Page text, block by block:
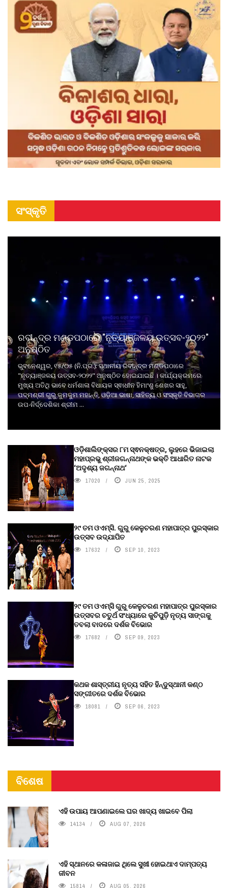
ସଂସ୍କୃତି
ରବୀନ୍ଦ୍ର ମଣ୍ଡପଠାରେ "ନୃତ୍ୟାଞ୍ଜଳୟ ଉତ୍ସବ-୨୦୨୨"
ଅନୁଷ୍ଠିତ
ଭୁବନେଶ୍ୱର, ୧୫/୦୫ (ନି.ପ୍ର.): ସ୍ଥାନୀୟ ରବୀନ୍ଦ୍ର ମଣ୍ଡପଠାରେ
"ନୃତ୍ୟାଞ୍ଜଳୟ ଉତ୍ସବ-୨୦୨୨" ଅନୁଷ୍ଠିତ ହୋଇଯାଇଛି । କାର୍ଯ୍ୟକ୍ରମରେ
ମୁଖ୍ୟ ଅତିଥି ଭାବେ ଧର୍ମଶାଳା ବିଧାୟକ ସ୍ଵାଧୀନ ହିମାଂଶୁ ଶେଖର ସାହୁ,
ପଦ୍ମଶ୍ରୀ ଗୁରୁ କୁମକୁମ ମହାନ୍ତି, ଓଡ଼ିଆ ଭାଷା, ସାହିତ୍ୟ ଓ ସଂସ୍କୃତି ବିଭାଗର
ଉପ-ନିର୍ଦ୍ଦେଶିକା ଶ୍ରୀମ ...
ଓଡ଼ିଶାଲିଙ୍କ୍ସର ୮ମ ସ୍ଵନକ୍ଷତ୍ର, ଲୁହରେ ଭିଜାଇଲା
ମହାପ୍ରଭୁ ଶ୍ରୀଜଗନ୍ନାଥଙ୍କ ଭକ୍ତି ଆଧାରିତ ନାଟକ
‘ଅଦୃଶ୍ୟ ଜଗନ୍ନାଥ‘
17020 JUN 25, 2025
୨୯ ତମ ଓଏମ୍‌ସି. ଗୁରୁ କେଳୁଚରଣ ମହାପାତ୍ର ପୁରସ୍କାର
ଉତ୍ସବ ଉଦ୍‍ଯାପିତ
17632 SEP 10, 2023
୨୯ ତମ ଓଏମ୍‌ସି ଗୁରୁ କେଳୁଚରଣ ମହାପାତ୍ର ପୁରସ୍କାର
ଉତ୍ସବର ଚତୁର୍ଥ ସଂଧ୍ୟାରେ କୁଚିପୁଡ଼ି ନୃତ୍ୟ ସାଙ୍ଗକୁ
ତବଲା ବାଦରେ ଦର୍ଶକ ବିଭୋର
17682 SEP 09, 2023
କଥକ ଶାସ୍ତ୍ରୀୟ ନୃତ୍ୟ ସହିତ ହିନ୍ଦୁସ୍ଥାନୀ କଣ୍ଠ
ସଙ୍ଗୀତରେ ଦର୍ଶକ ବିଭୋର
18081 SEP 06, 2023
ବିଶେଷ
ଏହି ଉପାୟ ଆପଣାଇଲେ ଘର ଖାଦ୍ୟ ଖାଇବେ ପିଲା
14134 AUG 07, 2026
ଏହି ସ୍ଥାନରେ କଳାଜାଇ ଥିଲେ ସୁଖୀ ହୋଇଥାଏ ଦାମ୍ପତ୍ୟ
ଜୀବନ
15814 AUG 05, 2026